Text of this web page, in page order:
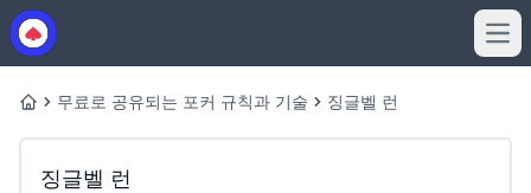
Home무료로 공유되는 포커 규칙과 기술 징글벨 런
징글벨 런